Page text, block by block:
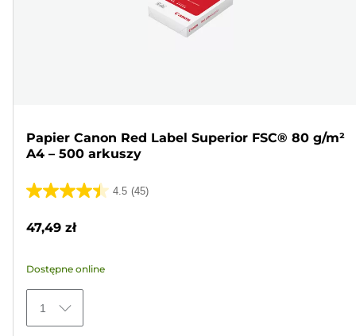
Papier Canon Red Label Superior FSC® 80 g/m²
A4 – 500 arkuszy
4.5 (45)
4.5
45
Recenzji
47,49 zł
Dostępne online
1